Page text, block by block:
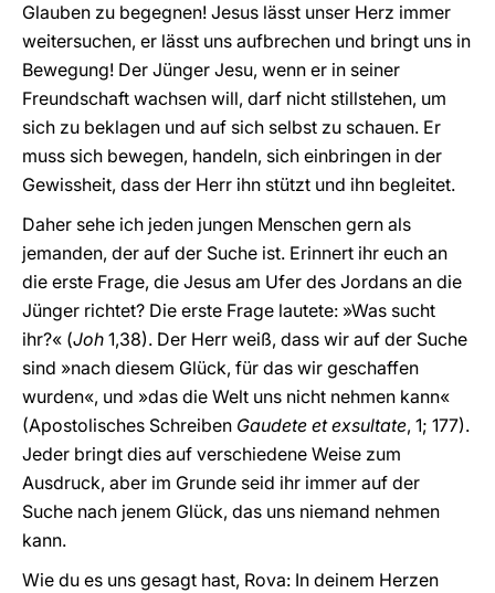
Glauben zu begegnen! Jesus lässt unser Herz immer
weitersuchen, er lässt uns aufbrechen und bringt uns in
Bewegung! Der Jünger Jesu, wenn er in seiner
Freundschaft wachsen will, darf nicht stillstehen, um
sich zu beklagen und auf sich selbst zu schauen. Er
muss sich bewegen, handeln, sich einbringen in der
Gewissheit, dass der Herr ihn stützt und ihn begleitet.
Daher sehe ich jeden jungen Menschen gern als
jemanden, der auf der Suche ist. Erinnert ihr euch an
die erste Frage, die Jesus am Ufer des Jordans an die
Jünger richtet? Die erste Frage lautete: »Was sucht
ihr?« (Joh 1,38). Der Herr weiß, dass wir auf der Suche
sind »nach diesem Glück, für das wir geschaffen
wurden«, und »das die Welt uns nicht nehmen kann«
(Apostolisches Schreiben Gaudete et exsultate, 1; 177).
Jeder bringt dies auf verschiedene Weise zum
Ausdruck, aber im Grunde seid ihr immer auf der
Suche nach jenem Glück, das uns niemand nehmen
kann.
Wie du es uns gesagt hast, Rova: In deinem Herzen